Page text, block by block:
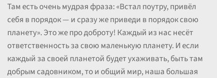
Там есть очень мудрая фраза: «Встал поутру, привёл
себя в порядок — и сразу же приведи в порядок свою
планету». Это же про доброту! Каждый из нас несёт
ответственность за свою маленькую планету. И если
каждый за своей планетой будет ухаживать, быть там
добрым садовником, то и общий мир, наша большая